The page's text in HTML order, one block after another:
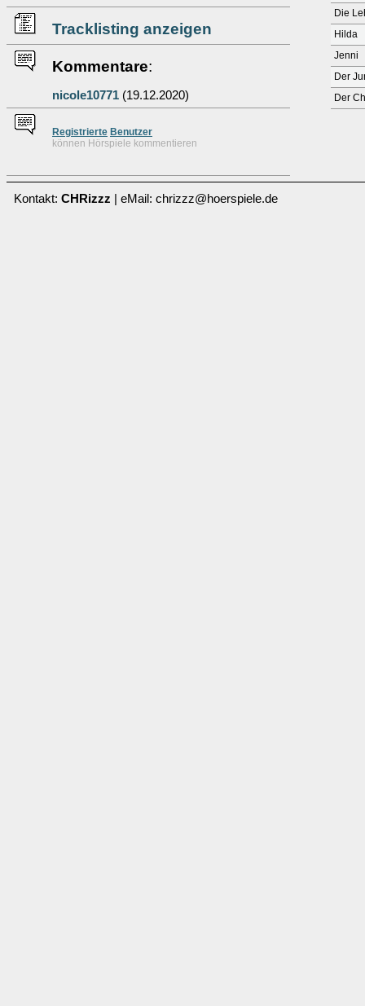
Tracklisting anzeigen
Kommentare:
nicole10771 (19.12.2020)
Registrierte Benutzer
können Hörspiele kommentieren
Die
Hilda
Jenni
Der
Der
Kontakt: CHRizzz | eMail: chrizzz@hoerspiele.de